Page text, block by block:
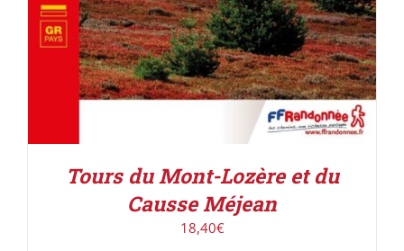
Tours du Mont-Lozère et du
Causse Méjean
18,40€